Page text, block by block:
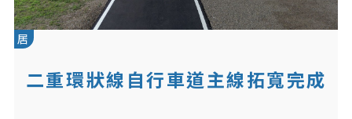
居
二重環狀線自行車道主線拓寬完成